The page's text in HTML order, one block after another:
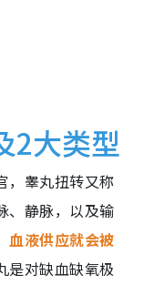
2大类型
，睾丸扭转又称
、静脉，以及输
血液供应就会被
是对缺血缺氧极